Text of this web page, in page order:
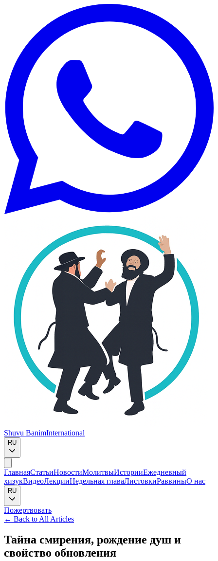
Shuvu BanimInternational
RU
ГлавнаяСтатьиНовостиМолитвыИсторииЕжедневный
хизукВидеоЛекцииНедельная главаЛистовкиРаввиныО нас
RU
Пожертвовать
← Back to All Articles
Тайна смирения, рождение душ и
свойство обновления